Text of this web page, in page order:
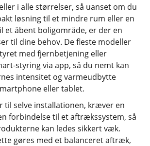
i alle størrelser, så uanset om du
løsning til et mindre rum eller en
et åbent boligområde, er der en
til dine behov. De fleste modeller
med fjernbetjening eller
styring via app, så du nemt kan
intensitet og varmeudbytte
eller tablet.
til selve installationen, kræver en
forbindelse til et aftrækssystem, så
kan ledes sikkert væk.
gøres med et balanceret aftræk,